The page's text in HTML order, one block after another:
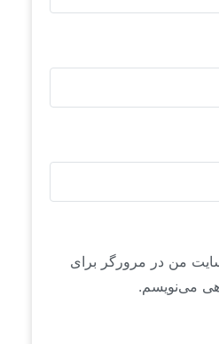
من در مرورگر برای
می‌نویسم.